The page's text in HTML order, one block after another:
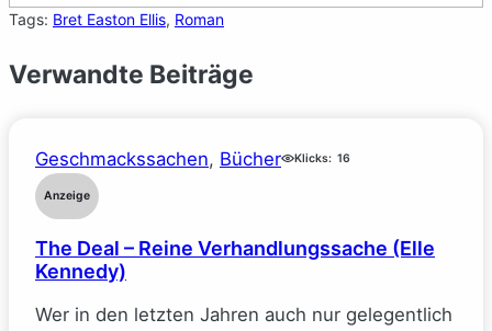
Tags: Bret Easton Ellis, Roman
Verwandte Beiträge
Geschmackssachen, Bücher Klicks: 16
Anzeige
The Deal – Reine Verhandlungssache (Elle
Kennedy)
Wer in den letzten Jahren auch nur gelegentlich